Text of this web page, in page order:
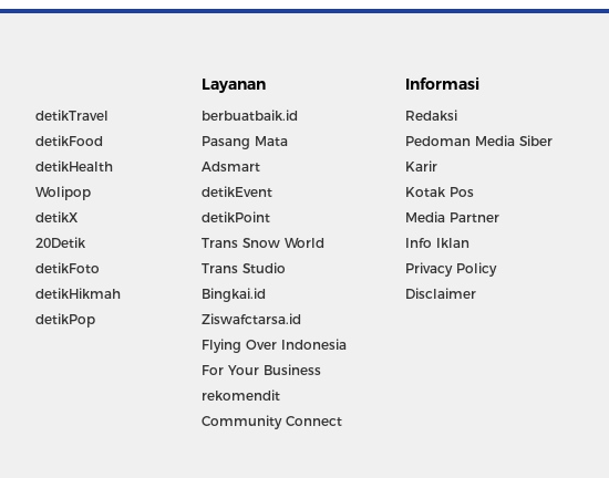
detikTravel
detikFood
detikHealth
Wolipop
detikX
20Detik
detikFoto
detikHikmah
detikPop
Layanan
berbuatbaik.id
Pasang Mata
Adsmart
detikEvent
detikPoint
Trans Snow World
Trans Studio
Bingkai.id
Ziswafctarsa.id
Flying Over Indonesia
For Your Business
rekomendit
Community Connect
Informasi
Redaksi
Pedoman Media Siber
Karir
Kotak Pos
Media Partner
Info Iklan
Privacy Policy
Disclaimer